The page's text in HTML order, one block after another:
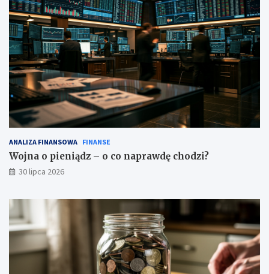
ANALIZA FINANSOWA FINANSE
Wojna o pieniądz – o co naprawdę chodzi?
30 lipca 2026